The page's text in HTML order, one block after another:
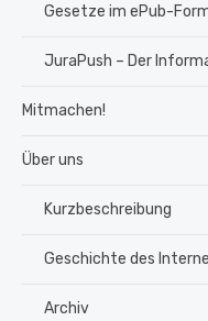
Gesetze im ePub-
JuraPush – Der
Mitmachen!
Über uns
Kurzbeschreibung
Geschichte des
Archiv